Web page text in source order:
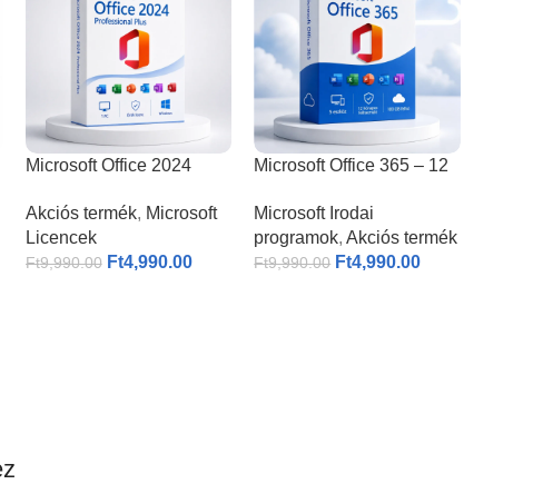
Microsoft Office 2024
Akciós termék, Microsoft
Licencek
Ft9,990.00 Ft4,990.00
Microsoft Office 365 – 12
eszköz
Microsoft Irodai
programok, Akciós termék
Ft9,990.00 Ft4,990.00